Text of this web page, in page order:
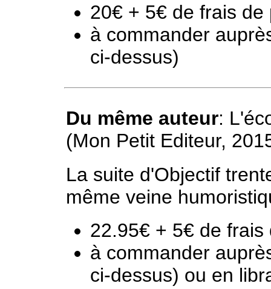
20€ + 5€ de frais de
à commander
ci-dessus)
Du même auteur:
(Mon Petit Editeur,
La suite d'Objectif
même veine
22.95€ + 5€ de frais
à commander
ci-dessus) ou en